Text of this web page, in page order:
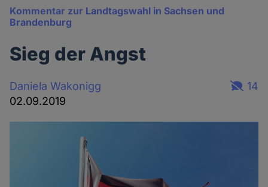
Kommentar zur Landtagswahl in Sachsen und
Brandenburg
Sieg der Angst
Daniela Wakonigg
02.09.2019
14